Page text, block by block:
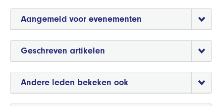
Aangemeld voor evenementen
Geschreven artikelen
Andere leden bekeken ook